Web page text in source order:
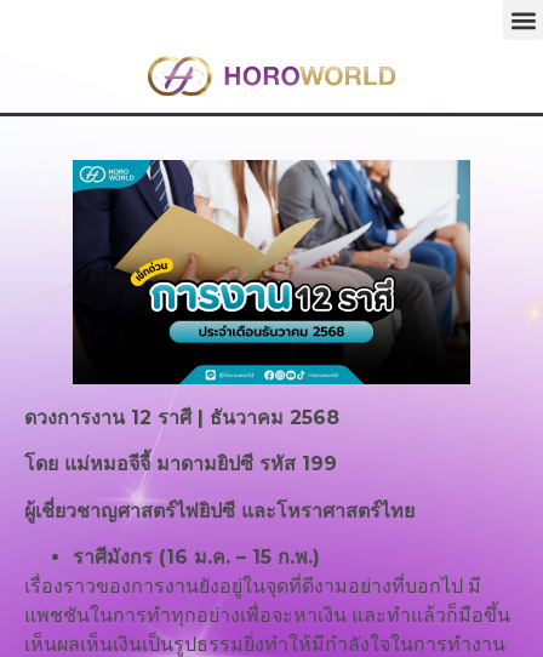
ดวงการงาน 12 ราศี | ธันวาคม 2568
โดย แม่หมอจีจี้ มาดามยิปซี รหัส 199
ผู้เชี่ยวชาญศาสตร์ไพ่ยิปซี และโหราศาสตร์ไทย
ราศีมังกร (16 ม.ค. – 15 ก.พ.)
เรื่องราวของการงานยังอยู่ในจุดที่ดีงามอย่างที่บอกไป มี
แพชชันในการทำทุกอย่างเพื่อจะหาเงิน และทำแล้วก็มือขึ้น
เห็นผลเห็นเงินเป็นรูปธรรมยิ่งทำให้มีกำลังใจในการทำงาน